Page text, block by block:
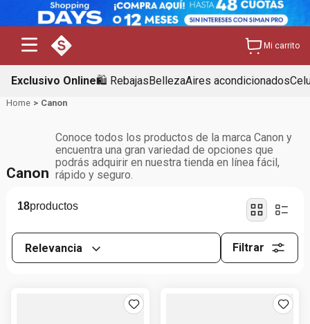
Mi carrito
Exclusivo Online🛍️ RebajasBellezaAires acondicionados
Canon
Canon
Conoce todos los productos de la marca Canon y
encuentra una gran variedad de opciones que
podrás adquirir en nuestra tienda en línea fácil,
rápido y seguro.
18
Relevancia Filtrar